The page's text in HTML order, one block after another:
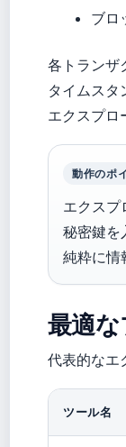
ブロ
各トランザ
タイムスタ
エクスプロ
動作のポ
エクスプ
秘密鍵を
純粋に情
最適
代表的なエ
ツール名